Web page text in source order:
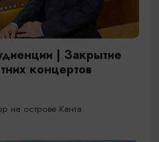
| Закрытие
концертов
на острове Канта